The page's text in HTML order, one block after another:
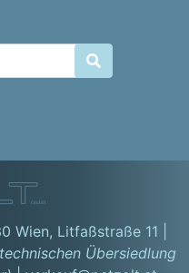

GmbH
Wien, Litfaßstraße 11
Übersiedlung